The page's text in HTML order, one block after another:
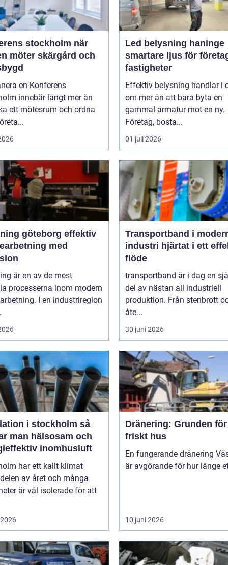
stockholm när
möter skärgård och
en Konferens
innebär långt mer än
ett mötesrum och ordna
Led belysning haninge
smartare ljus för
fastigheter
Effektiv belysning handlar i
om mer än att bara byta en
gammal armatur mot en ny.
Företag, bosta...
01 juli 2026
göteborg effektiv
med
är en av de mest
processerna inom modern
I en industriregion
Transportband i
industri hjärtat i ett effektivt
flöde
transportband är i dag en
del av nästan all industriell
produktion. Från stenbrott
åte...
30 juni 2026
i stockholm så
man hälsosam och
inomhusluft
har ett kallt klimat
av året och många
är väl isolerade för att
Dränering: Grunden
friskt hus
En fungerande dränering
är avgörande för hur länge
10 juni 2026